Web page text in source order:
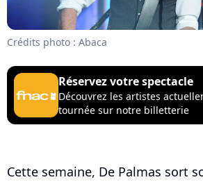
Crédits photo : Abaca
Réservez votre spectacle
Découvrez les artistes
tournée sur notre billetterie
Cette semaine, De Palmas sort